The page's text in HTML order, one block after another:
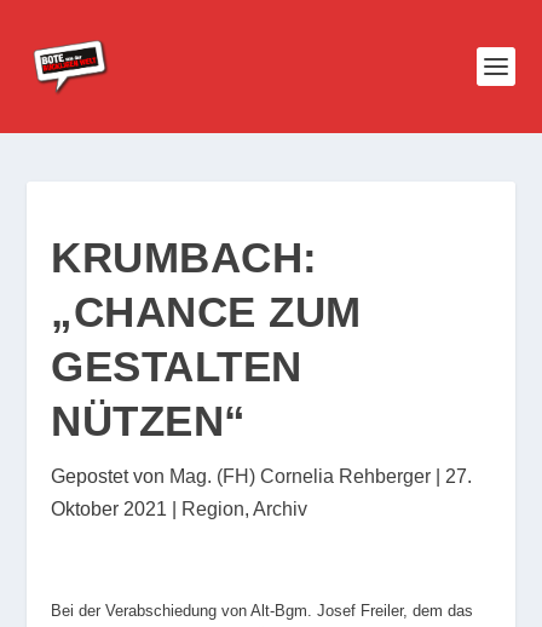
KRUMBACH:
„CHANCE ZUM
GESTALTEN
NÜTZEN“
Gepostet von Mag. (FH) Cornelia Rehberger
27.
Oktober 2021
Region,Archiv
Bei der Verabschiedung von Alt-Bgm. Josef Freiler, dem das